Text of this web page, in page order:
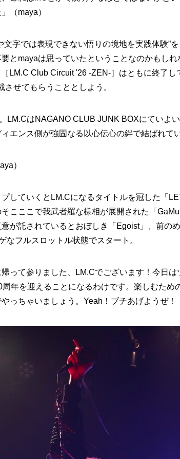
（maya）
文字では表現できない悟りの境地を実践体験”
とmayaは思っていたということなのかもし
LM.C Club Circuit '26 -ZEN-］はともに終了
させてもらうこととしよう。
LM.CはNAGANO CLUB JUNK BOXにていよ
エンス側が強固なる以心伝心の絆で結ばれて
）
していくとLM.Cになるタイトルを冠した「
こここで我武者羅な様相が展開された「
が託されているとおぼしき「Egoist」、前の
なフルスロットル状態でスタート。
帰って参りました、LM.Cでございます！今日
年を迎えることになるわけです。楽しむため
っちゃいましょう。Yeah！ブチあげようぜ！